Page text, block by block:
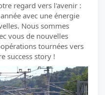
regard vers l'avenir :
avec une énergie
Nous sommes
vous de nouvelles
tournées vers
success story !